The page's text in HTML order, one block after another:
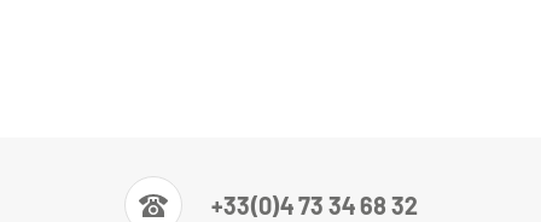
+33(0)4 73 34 68 32